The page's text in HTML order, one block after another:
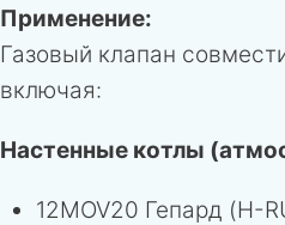
Применение:
Газовый клапан
включая:
Настенные котлы
12MOV20 Гепард (H-